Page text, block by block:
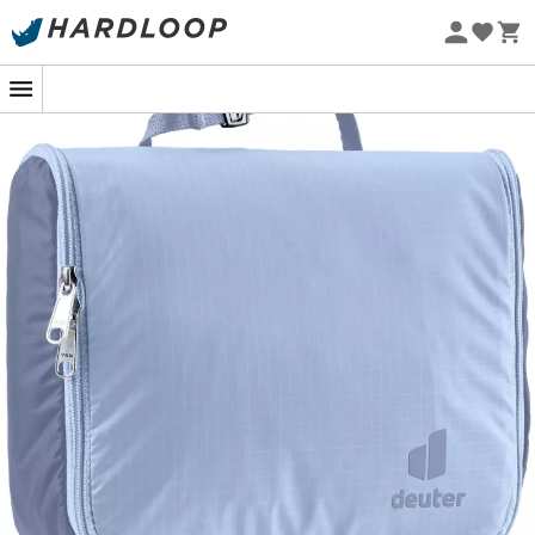
Zomeraanbiedingen 🔥 -5% EXTRA vanaf 2 producten* met